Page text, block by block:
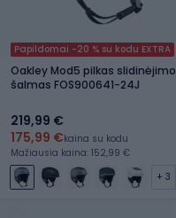
Papildomai -20 % su kodu EXTRA
Oakley Mod5 pilkas slidinėjimo
šalmas FOS900641-24J
219,99 €
175,99 €kaina su kodu
Mažiausia kaina: 152,99 €
+ 3